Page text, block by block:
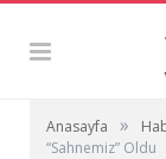
Anasayfa »
“Sahnemiz” Oldu